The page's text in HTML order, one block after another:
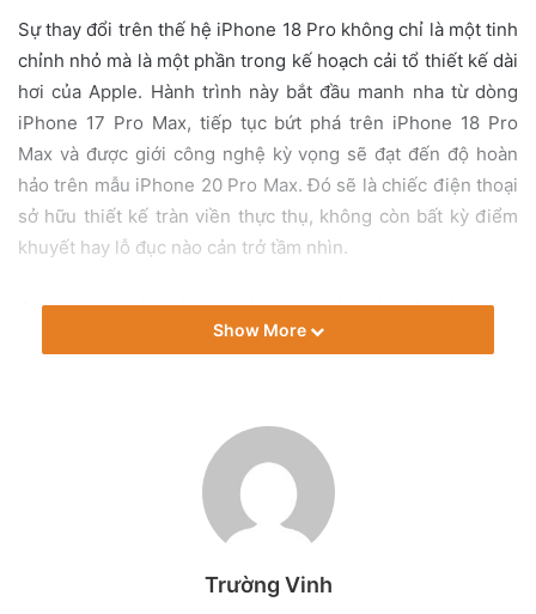
Sự thay đổi trên thế hệ iPhone 18 Pro không chỉ là một tinh
chỉnh nhỏ mà là một phần trong kế hoạch cải tổ thiết kế dài
hơi của Apple. Hành trình này bắt đầu manh nha từ dòng
iPhone 17 Pro Max, tiếp tục bứt phá trên iPhone 18 Pro
Max và được giới công nghệ kỳ vọng sẽ đạt đến độ hoàn
hảo trên mẫu iPhone 20 Pro Max. Đó sẽ là chiếc điện thoại
sở hữu thiết kế tràn viền thực thụ, không còn bất kỳ điểm
khuyết hay lỗ đục nào cản trở tầm nhìn.
Quan sát từ hình ảnh rò rỉ miếng dán bảo vệ màn hình,
phần Dynamic Island trên thế hệ iPhone 18 Pro đã hẹp đi
để người dùng nhận ra ngay lập tức. Hiện tại, vẫn chưa rõ
liệu phiên bản iPhone 18 tiêu chuẩn có được thừa hưởng
thiết kế mới này hay không. Giới chuyên môn dự đoán
Apple sẽ tiếp tục duy trì chiến lược phân cấp sản phẩm rõ
nhấn cho các dòng máy cao cấp.
Show More
Trường Vinh